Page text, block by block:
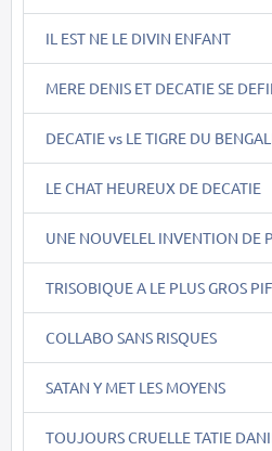
IL EST NE LE DIVIN ENFANT
MERE DENIS ET DECATIE SE
DECATIE vs LE TIGRE DU
LE CHAT HEUREUX DE DECATIE
UNE NOUVELEL INVENTION DE
TRISOBIQUE A LE PLUS GROS PIF
COLLABO SANS RISQUES
SATAN Y MET LES MOYENS
TOUJOURS CRUELLE TATIE